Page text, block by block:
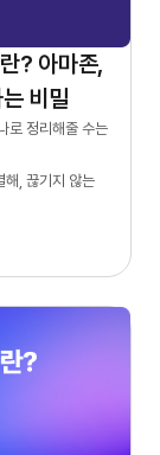
? 아마존,
비밀
로 정리해줄 수는
, 끊기지 않는